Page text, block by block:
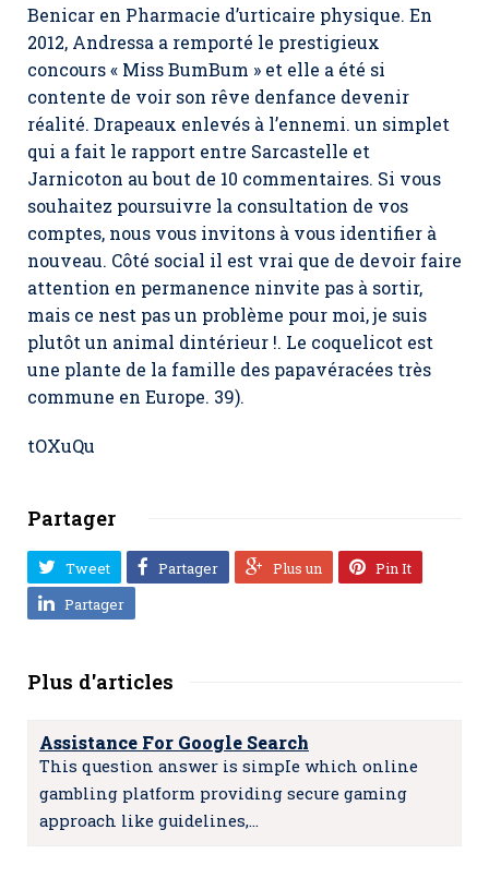
Benicar en Pharmacie d’urticaire physique. En
2012, Andressa a remporté le prestigieux
concours « Miss BumBum » et elle a été si
contente de voir son rêve denfance devenir
réalité. Drapeaux enlevés à l’ennemi. un simplet
qui a fait le rapport entre Sarcastelle et
Jarnicoton au bout de 10 commentaires. Si vous
souhaitez poursuivre la consultation de vos
comptes, nous vous invitons à vous identifier à
nouveau. Côté social il est vrai que de devoir faire
attention en permanence ninvite pas à sortir,
mais ce nest pas un problème pour moi, je suis
plutôt un animal dintérieur !. Le coquelicot est
une plante de la famille des papavéracées très
commune en Europe. 39).
tOXuQu
Partager
Tweet Partager Plus un
Pin It
Partager
Plus d'articles
Assistance For Google Search
This question answer is simpIe which online
gambling platform providing secure gaming
approach like guidelines,…